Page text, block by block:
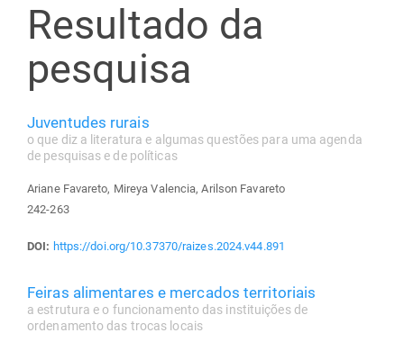
Resultado da
pesquisa
Juventudes rurais
o que diz a literatura e algumas questões para uma agenda
de pesquisas e de políticas
Ariane Favareto, Mireya Valencia, Arilson Favareto
242-263
DOI: https://doi.org/10.37370/raizes.2024.v44.891
Feiras alimentares e mercados territoriais
a estrutura e o funcionamento das instituições de
ordenamento das trocas locais